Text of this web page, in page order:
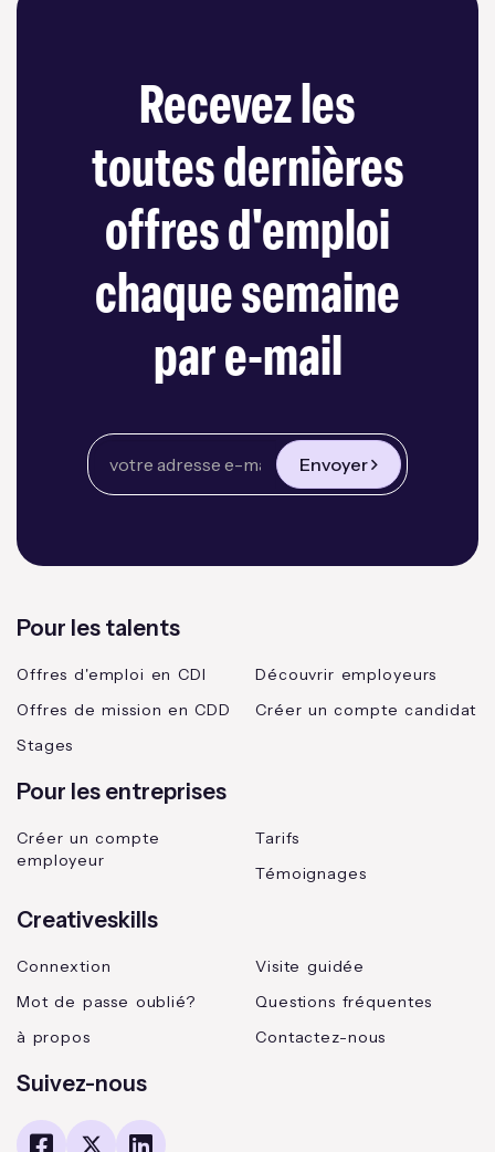
Recevez les
toutes dernières
offres d'emploi
chaque semaine
par e-mail
Envoyer
Pour les talents
Offres d'emploi en CDI
Offres de mission en CDD
Stages
Découvrir employeurs
Créer un compte candidat
Pour les entreprises
Créer un compte
employeur
Tarifs
Témoignages
Creativeskills
Connextion
Mot de passe oublié?
à propos
Visite guidée
Questions fréquentes
Contactez-nous
Suivez-nous